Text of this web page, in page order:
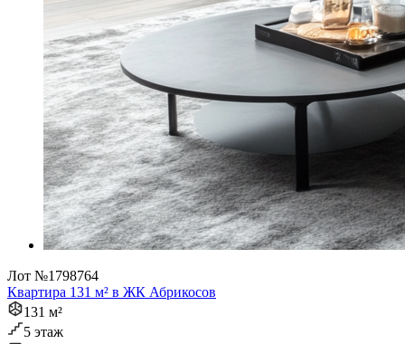
Лот №1798764
Квартира 131 м² в ЖК Абрикосов
131 м²
5 этаж